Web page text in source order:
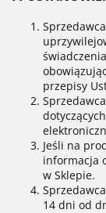
przepisy
Jeśli na
informacja
w Sklepie.
14 dni od